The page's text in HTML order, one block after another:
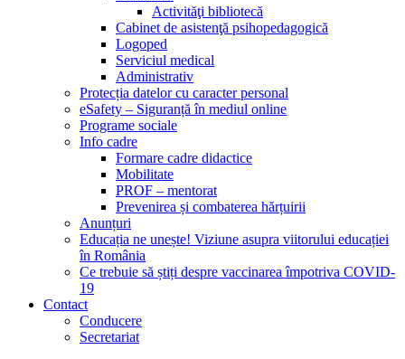
Activităţi bibliotecă
Cabinet de asistenţă psihopedagogică
Logoped
Serviciul medical
Administrativ
Protecția datelor cu caracter personal
eSafety – Siguranță în mediul online
Programe sociale
Info cadre
Formare cadre didactice
Mobilitate
PROF – mentorat
Prevenirea și combaterea hărțuirii
Anunțuri
Educația ne unește! Viziune asupra viitorului educației
în România
Ce trebuie să știți despre vaccinarea împotriva COVID-
19
Contact
Conducere
Secretariat